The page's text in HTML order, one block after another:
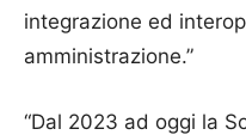
integrazione ed
amministrazione.”
“Dal 2023 ad oggi la